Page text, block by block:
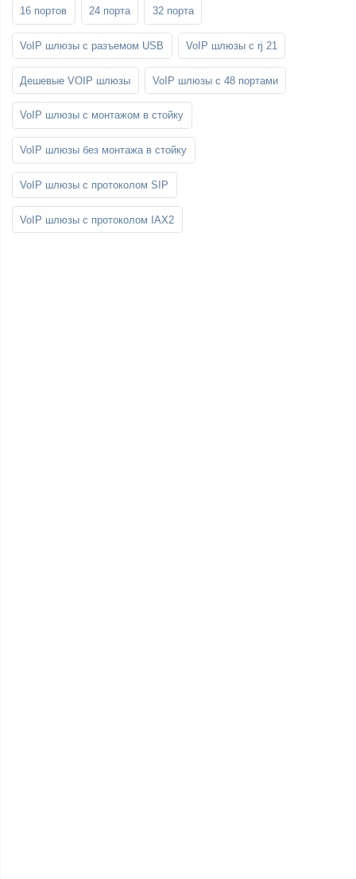
16 портов 24 порта 32 порта
VoIP шлюзы с разъемом USB VoIP шлюзы с rj 21
Дешевые VOIP шлюзы VoIP шлюзы с 48 портами
VoIP шлюзы с монтажом в стойку
VoIP шлюзы без монтажа в стойку
VoIP шлюзы с протоколом SIP
VoIP шлюзы с протоколом IAX2